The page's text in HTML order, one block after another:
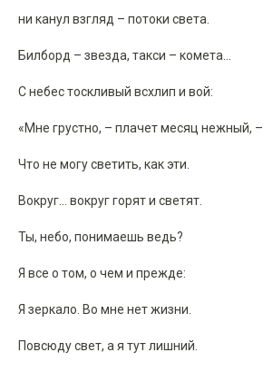
ни канул взгляд – потоки света.
Билборд – звезда, такси – комета…
С небес тоскливый всхлип и вой:
«Мне грустно, – плачет месяц нежный, –
Что не могу светить, как эти.
Вокруг… вокруг горят и светят.
Ты, небо, понимаешь ведь?
Я все о том, о чем и прежде:
Я зеркало. Во мне нет жизни.
Повсюду свет, а я тут лишний.